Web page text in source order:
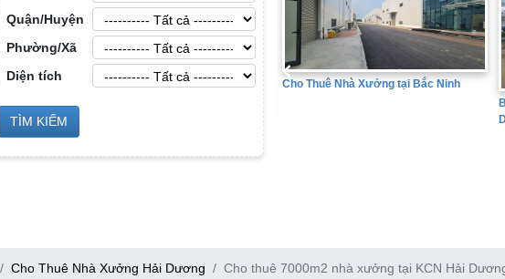
Quận/Huyện
Phường/Xã
Diện tích
TÌM KIẾMCho Thuê Nhà Xưởng tại Hưng Yên
Cho Thuê Nhà Xưởng tại Bắc Ninh
Cho Thuê Nhà Xưởng Hải Dương Cho thuê 7000m2 nhà xưởng tại KCN Hải